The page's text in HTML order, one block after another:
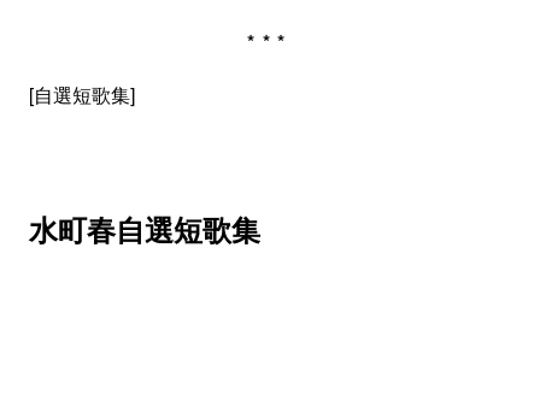
***
[自選短歌集]
水町春自選短歌集